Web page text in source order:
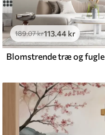
.33269 kr /m²
and Stick
.67400.00kr/m²
189.07kr113 .44 kr
Blomstrende træ og fugle